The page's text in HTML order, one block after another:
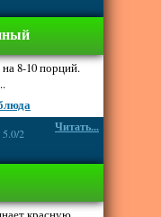
8-10 порций.
Читать...
5.0/2